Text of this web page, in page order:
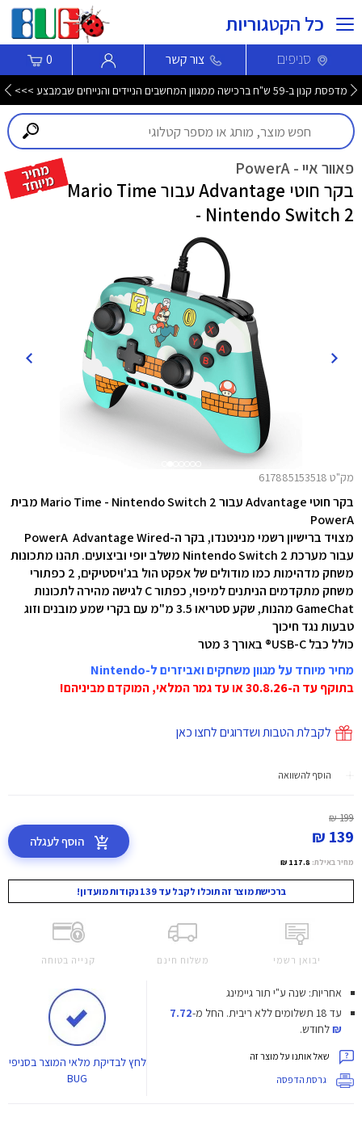
כל הקטגוריות
סניפים צור קשר 0
מדפסת קנון ב-59 ש"ח ברכישה ממגוון המחשבים הניידים והנייחים שבמבצע >>>
פאוור איי - PowerA
בקר חוטי Advantage עבור Mario Time
- Nintendo Switch 2
מק"ט 617885153518
בקר חוטי Advantage עבור Mario Time - Nintendo Switch 2 מבית
PowerA
מצויד ברישיון רשמי מנינטנדו, בקר ה-PowerA Advantage Wired
עבור מערכת Nintendo Switch 2 משלב יופי וביצועים. תהנו מתכונות
משחק מדהימות כמו מודולים של אפקט הול בג'ויסטיקים, 2 כפתורי
משחק מתקדמים הניתנים למיפוי, כפתור C לגישה מהירה לתכונות
GameChat מהנות, שקע סטריאו 3.5 מ"מ עם בקרי שמע מובנים וזוג
טבעות נגד חיכוך
כולל כבל USB-C® באורך 3 מטר
מחיר מיוחד על מגוון משחקים ואביזרים ל-Nintendo
בתוקף עד ה-30.8.26 או עד גמר המלאי, המוקדם מביניהם!
לקבלת הטבות ושדרוגים לחצו כאן
הוסף להשוואה
199 ₪
139 ₪
מחיר באילת: 117.8 ₪
הוסף לעגלה
ברכישת מוצר זה תוכלו לקבל עד 139 נקודות מועדון!
יבואן רשמי משלוח חינם קנייה בטוחה
אחריות: שנה ע"י תור גיימינג
עד 18 תשלומים ללא ריבית.
החל מ-7.72
₪לחודש.
שאל אותנו על מוצר זה
גרסת הדפסה
לחץלבדיקת מלאי המוצר בסניפי
BUG